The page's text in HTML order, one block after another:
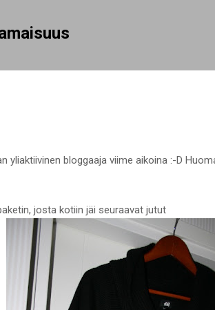
yliaktiivinen bloggaaja viime aikoina :-D
josta kotiin jäi seuraavat jutut